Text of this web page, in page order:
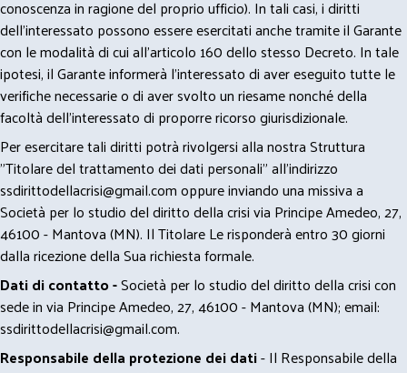
conoscenza in ragione del proprio ufficio). In tali casi, i diritti
dell’interessato possono essere esercitati anche tramite il Garante
con le modalità di cui all’articolo 160 dello stesso Decreto. In tale
ipotesi, il Garante informerà l’interessato di aver eseguito tutte le
verifiche necessarie o di aver svolto un riesame nonché della
facoltà dell’interessato di proporre ricorso giurisdizionale.
Per esercitare tali diritti potrà rivolgersi alla nostra Struttura
"Titolare del trattamento dei dati personali" all'indirizzo
ssdirittodellacrisi@gmail.comoppure inviando una missiva a
Società per lo studio del diritto della crisi via Principe Amedeo, 27,
46100 - Mantova (MN). Il Titolare Le risponderà entro 30 giorni
dalla ricezione della Sua richiesta formale.
Dati di contatto -Società per lo studio del diritto della crisi con
sede in via Principe Amedeo, 27, 46100 - Mantova (MN); email:
ssdirittodellacrisi@gmail.com.
Responsabile della protezione dei dati- Il Responsabile della